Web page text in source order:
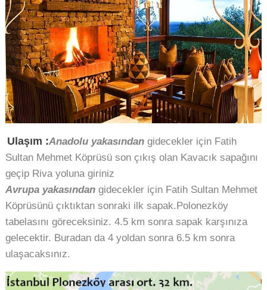
Ulaşım :Anadolu yakasındangidecekler için Fatih
Sultan Mehmet Köprüsü son çıkış olan Kavacık sapağını
geçip Riva yoluna giriniz
Avrupa yakasından gidecekler için Fatih Sultan Mehmet
Köprüsünü çıktıktan sonraki ilk sapak.Polonezköy
tabelasını göreceksiniz. 4.5 km sonra sapak karşınıza
gelecektir. Buradan da 4 yoldan sonra 6.5 km sonra
ulaşacaksınız.